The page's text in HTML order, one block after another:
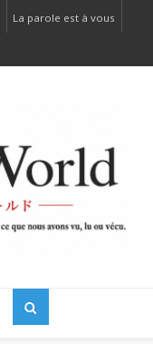
La parole est à vous